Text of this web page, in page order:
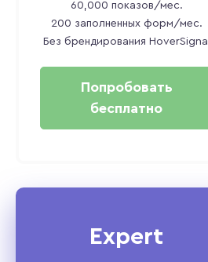
60,000 показов/мес.
200 заполненных форм/мес.
Без брендирования HoverSignal
Попробовать
бесплатно
Expert